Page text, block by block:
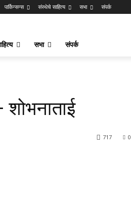
पार्किन्सन्स संस्थेचे साहित्य सभा संपर्क
सभा संपर्क
शोभनाताई
0
717